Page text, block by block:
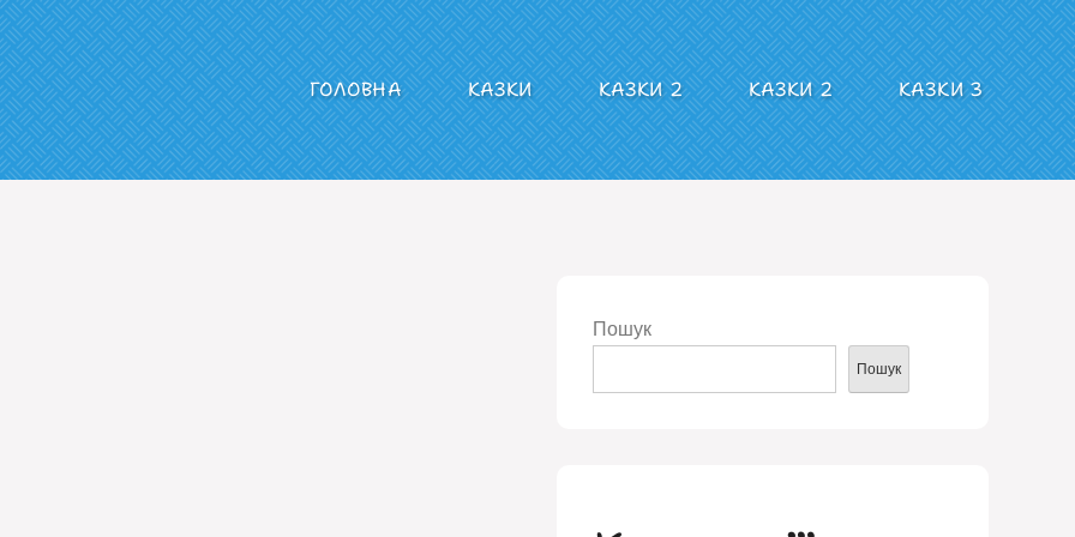
СУРМА
ГОЛОВНА КАЗКИ КАЗКИ 2 КАЗКИ 2 КАЗКИ 3
Пошук
Пошук